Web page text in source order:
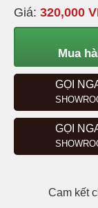
Giá: 320,000
Mua
GỌI
GỌI
Cam kết